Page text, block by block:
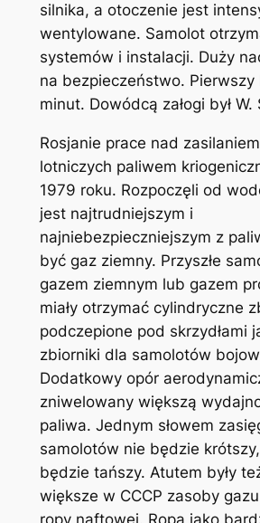
silnika, a otoczenie jest
wentylowane. Samolot
systemów i instalacji. Duży
na bezpieczeństwo. Pierwszy
minut. Dowódcą załogi był
Rosjanie prace nad
lotniczych paliwem
1979 roku. Rozpoczęli od
jest najtrudniejszym i
najniebezpieczniejszym z
być gaz ziemny. Przyszłe
gazem ziemnym lub gazem
miały otrzymać cylindryczne
podczepione pod skrzydłami
zbiorniki dla samolotów
Dodatkowy opór
zniwelowany większą
paliwa. Jednym słowem
samolotów nie będzie
będzie tańszy. Atutem były
większe w CCCP zasoby